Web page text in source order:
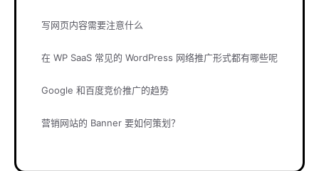
写网页内容需要注意什么
在 WP SaaS 常见的 WordPress 网络推广形式都有哪些呢
Google 和百度竞价推广的趋势
营销网站的 Banner 要如何策划？